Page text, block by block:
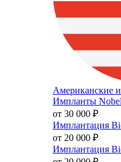
Американские
Импланты
от 30 000 ₽
Имплантация
от 20 000 ₽
Имплантация